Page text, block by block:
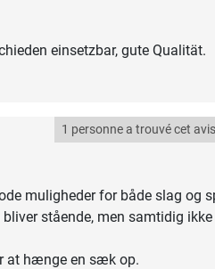
einsetzbar, gute Qualität.
1 personne a trouvé cet
muligheder for både slag og
stående, men samtidig ikke
at hænge en sæk op.